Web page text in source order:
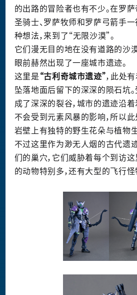
的出路的冒险者也有不少。在罗
圣骑士、罗萨牧师和罗萨弓箭手一
种想法，来到了“无限沙漠”。
它们漫无目的地在没有道路的沙
眼前赫然出现了一座城市遗迹。
这里是 “古利奇城市遗迹”，此处
坠落地面后留下的深深的陨石坑。
成了深深的裂谷，城市的遗迹沿着
不会受到元素风暴的影响，所以此
岩壁上有独特的野生花朵与植物生
不过这里作为渺无人烟的古代遗
们的巢穴，它们威胁着每个到访这
的动物特别多，还有大型的飞行怪